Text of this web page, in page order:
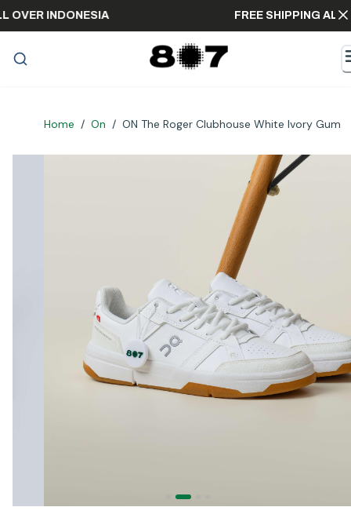
ALL OVER INDONESIA FREE SHIPPING
Home / On / ON The Roger Clubhouse White Ivory Gum